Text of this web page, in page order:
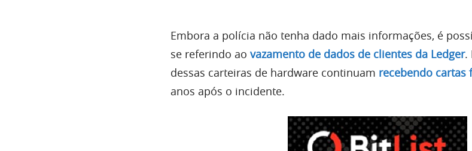
Embora a polícia não tenha dado mais informações, é
se referindo ao vazamento de dados de clientes da Ledger.
dessas carteiras de hardware continuam recebendo cartas
anos após o incidente.